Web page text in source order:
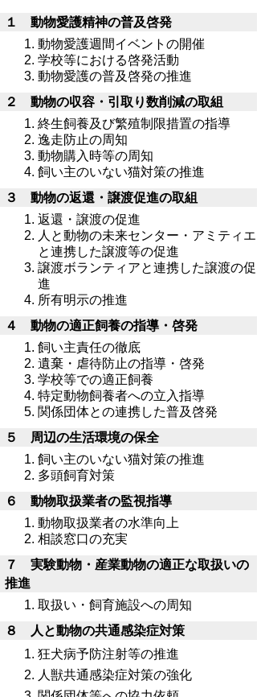
１ 動物愛護精神の普及啓発
動物愛護週間イベントの開催
学校等における啓発活動
動物愛護の普及啓発の推進
２ 動物の収容・引取り数削減の取組
終生飼養及び繁殖制限措置の指導
逸走防止の周知
動物購入時等の周知
飼い主のいない猫対策の推進
３ 動物の返還・譲渡促進の取組
返還・譲渡の促進
人と動物の未来センター・アミティエ
と連携した譲渡等の促進
譲渡ボランティアと連携した譲渡の促
進
所有明示の推進
４ 動物の適正飼養の指導・啓発
飼い主責任の徹底
遺棄・虐待防止の指導・啓発
学校等での適正飼養
特定動物飼養者への立入指導
関係団体との連携した普及啓発
５ 周辺の生活環境の保全
飼い主のいない猫対策の推進
多頭飼育対策
６ 動物取扱業者の監視指導
動物取扱業者の水準向上
相談窓口の充実
７ 実験動物・産業動物の適正な取扱いの
推進
取扱い・飼育施設への周知
８ 人と動物の共通感染症対策
狂犬病予防注射等の推進
人獣共通感染症対策の強化